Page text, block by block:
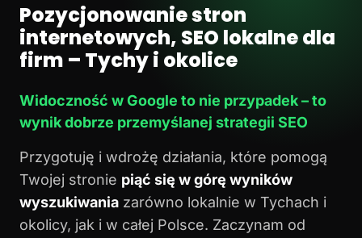
Pozycjonowanie stron
internetowych, SEO lokalne dla
firm – Tychy i okolice
Widoczność w Google to nie przypadek – to
wynik dobrze przemyślanej strategii SEO
Przygotuję i wdrożę działania, które pomogą
Twojej stronie piąć się w górę wyników
wyszukiwania zarówno lokalnie w Tychach i
okolicy, jak i w całej Polsce. Zaczynam od